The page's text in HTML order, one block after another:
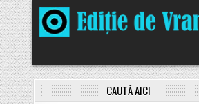
Skip
to
content
CAUTĂ AICI